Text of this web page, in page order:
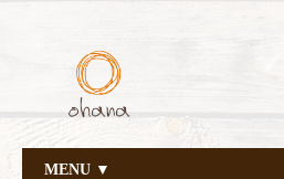
MENU ▼